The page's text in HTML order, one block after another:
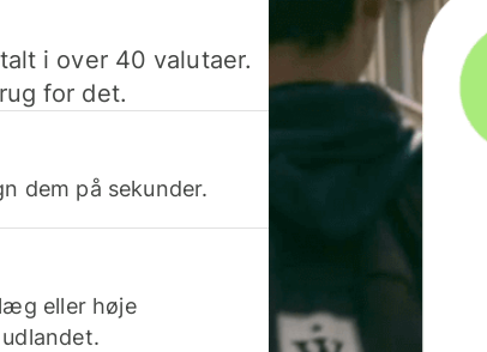
i over 40 valutaer.
for det.
dem på sekunder.
eller høje